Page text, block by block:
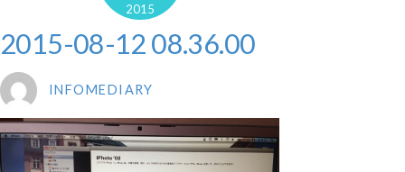
2015
2015-08-12 08.36.00
INFOMEDIARY